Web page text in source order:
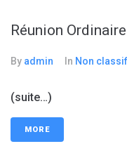
Réunion
By admin In Non
(suite…)
MORE